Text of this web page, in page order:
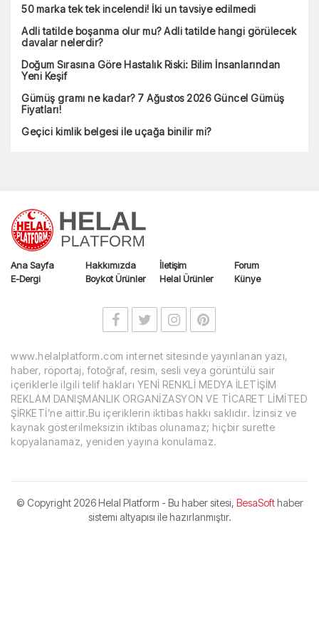
50 marka tek tek incelendi! İki un tavsiye edilmedi
Adli tatilde boşanma olur mu? Adli tatilde hangi görülecek
davalar nelerdir?
Doğum Sırasına Göre Hastalık Riski: Bilim İnsanlarından
Yeni Keşif
Gümüş gramı ne kadar? 7 Ağustos 2026 Güncel Gümüş
Fiyatları!
Geçici kimlik belgesi ile uçağa binilir mi?
Ana Sayfa Hakkımızda İletişim
Forum
E-Dergi
Boykot Ürünler Helal Ürünler Künye
www.helalplatform.com internet sitesinde yayınlanan yazı,
haber, röportaj, fotoğraf, resim, sesli veya görüntülü sair
içeriklerle ilgili telif hakları YENİ RENKLİ MEDYA İLETİŞİM
REKLAM DANIŞMANLIK ORGANİZASYON VE TİCARET LİMİTED
ŞİRKETİ’ne aittir.Bu içeriklerin iktibas hakkı saklıdır. İzinsiz ve
kaynak gösterilmeksizin iktibas olunamaz; hiçbir surette
kopyalanamaz, yeniden yayına konulamaz.
© Copyright2026 Helal Platform - Bu haber sitesi, BesaSofthaber
sistemi altyapısı ile hazırlanmıştır.